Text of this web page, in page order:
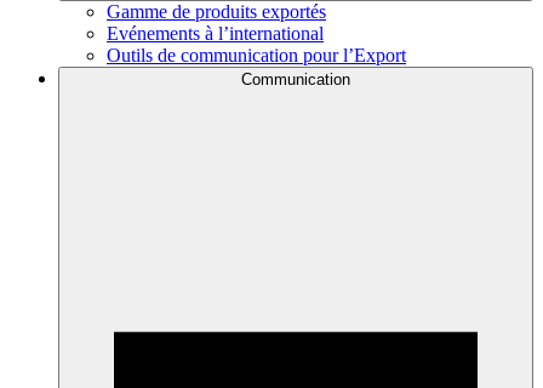
Gamme de produits exportés
Evénements à l’international
Outils de communication pour l’Export
Communication